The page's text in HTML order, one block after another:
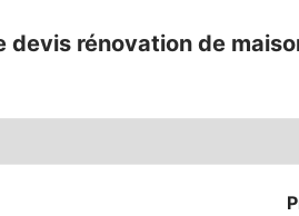
devis rénovation de